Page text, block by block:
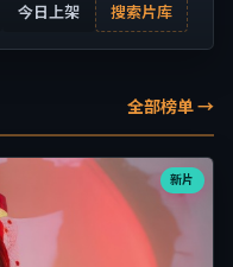
今日上架 搜索片库
全部榜单 →
新片